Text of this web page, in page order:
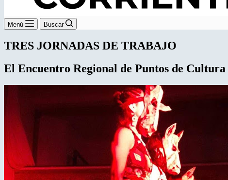
Menú Buscar
TRES JORNADAS DE TRABAJO
El Encuentro Regional de Puntos de Cultura